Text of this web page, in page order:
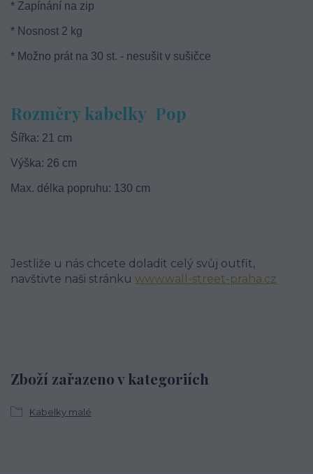
* Zapínání na zip
* Nosnost 2 kg
* Možno prát na 30 st. - nesušit v sušičce
Rozměry kabelky Pop
Šířka: 21 cm
Výška: 26 cm
Max. délka popruhu: 130 cm
Jestliže u nás chcete doladit celý svůj outfit,
navštivte naši stránku www.wall-street-praha.cz
Zboží zařazeno v kategoriích
Kabelky malé